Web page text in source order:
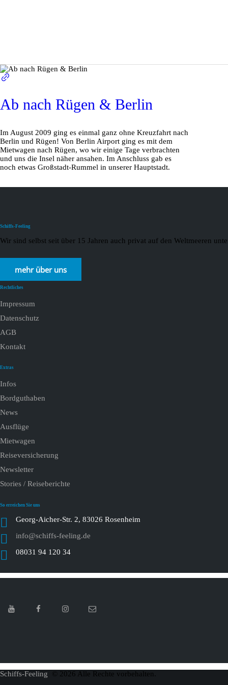
Ab nach Rügen & Berlin
Im August 2009 ging es einmal ganz ohne Kreuzfahrt nach
Berlin und Rügen! Von Berlin Airport ging es mit dem
Mietwagen nach Rügen, wo wir einige Tage verbrachten
und uns die Insel näher ansahen. Im Anschluss gab es
noch etwas Großstadt-Rummel in unserer Hauptstadt.
Schiffs-Feeling
Wir sind selbst seit über 15 Jahren auch privat auf den Weltmeeren
mehr über uns
Rechtliches
Impressum
Datenschutz
AGB
Kontakt
Extras
Infos
Bordguthaben
News
Ausflüge
Mietwagen
Reiseversicherung
Newsletter
Stories / Reiseberichte
So erreichen Sie uns
Georg-Aicher-Str. 2, 83026 Rosenheim
info@schiffs-feeling.de
08031 94 120 34
Schiffs-Feeling © 2026 Alle Rechte vorbehalten.